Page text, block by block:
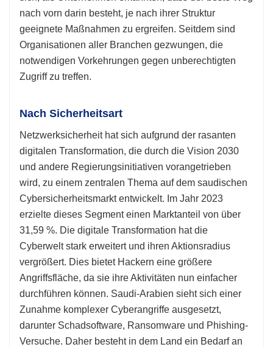
nach vorn darin besteht, je nach ihrer Struktur
geeignete Maßnahmen zu ergreifen. Seitdem sind
Organisationen aller Branchen gezwungen, die
notwendigen Vorkehrungen gegen unberechtigten
Zugriff zu treffen.
Nach Sicherheitsart
Netzwerksicherheit hat sich aufgrund der rasanten
digitalen Transformation, die durch die Vision 2030
und andere Regierungsinitiativen vorangetrieben
wird, zu einem zentralen Thema auf dem saudischen
Cybersicherheitsmarkt entwickelt. Im Jahr 2023
erzielte dieses Segment einen Marktanteil von über
31,59 %. Die digitale Transformation hat die
Cyberwelt stark erweitert und ihren Aktionsradius
vergrößert. Dies bietet Hackern eine größere
Angriffsfläche, da sie ihre Aktivitäten nun einfacher
durchführen können. Saudi-Arabien sieht sich einer
Zunahme komplexer Cyberangriffe ausgesetzt,
darunter Schadsoftware, Ransomware und Phishing-
Versuche. Daher besteht in dem Land ein Bedarf an